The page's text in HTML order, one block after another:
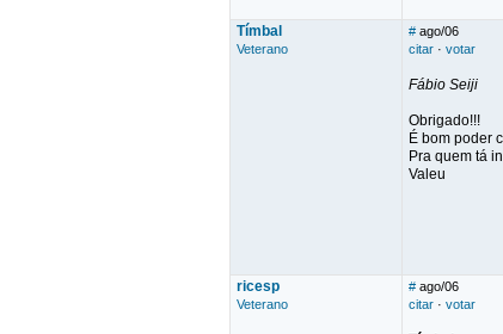
Tímbal
Veterano
# ago/06
citar · votar
Fábio Seiji
Obrigado!!!
É bom poder
Pra quem tá
Valeu
ricesp
Veterano
# ago/06
citar · votar